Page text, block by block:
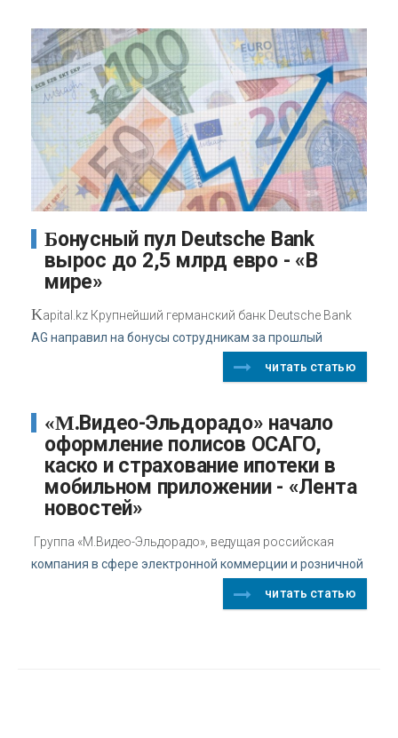
Бонусный пул Deutsche Bank
вырос до 2,5 млрд евро - «В
мире»
Kapital.kz Крупнейший германский банк Deutsche Bank
AG направил на бонусы сотрудникам за прошлый
читать статью
«М.Видео-Эльдорадо» начало
оформление полисов ОСАГО,
каско и страхование ипотеки в
мобильном приложении - «Лента
новостей»
Группа «М.Видео-Эльдорадо», ведущая российская
компания в сфере электронной коммерции и розничной
читать статью